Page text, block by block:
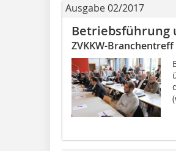
Ausgabe 02/2017
Betriebsführung
ZVKKW-